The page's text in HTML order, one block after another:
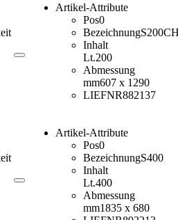
Artikel-Attribute
Pos0
Bezeichnung
Inhalt
Lt.200
Abmessung
mm607 x 1290
LIEFNR882137
Artikel-Attribute
Pos0
BezeichnungS400
Inhalt
Lt.400
Abmessung
mm1835 x 680